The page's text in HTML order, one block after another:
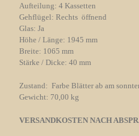
Aufteilung: 4 Kassetten
Gehflügel: Rechts öffnend
Glas: Ja
Höhe / Länge: 1945 mm
Breite: 1065 mm
Stärke / Dicke: 40 mm
Zustand: Farbe Blätter ab am
Gewicht: 70,00 kg
VERSANDKOSTEN NACH